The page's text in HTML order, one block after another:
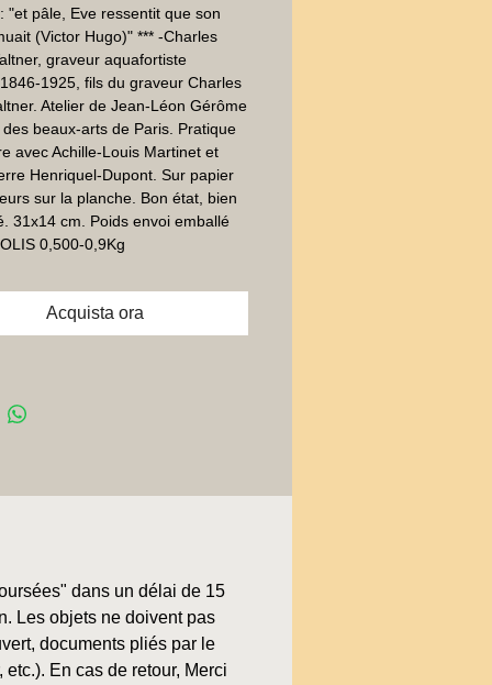
"et pâle, Eve ressentit que son
(Victor Hugo)" *** -Charles
graveur aquafortiste
1925, fils du graveur Charles
Atelier de Jean-Léon Gérôme
beaux-arts de Paris. Pratique
avec Achille-Louis Martinet et
Henriquel-Dupont. Sur papier
sur la planche. Bon état, bien
31x14 cm. Poids envoi emballé
0,500-0,9Kg
Acquista ora
dans un délai de 15
Les objets ne doivent pas
documents pliés par le
En cas de retour, Merci